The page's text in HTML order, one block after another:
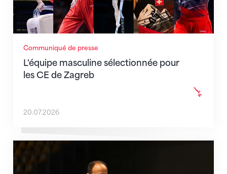
Communiqué de presse
L'équipe masculine sélectionnée pour
les CE de Zagreb
20.07.2026
Christopher Lakeman rejoint la Belgique